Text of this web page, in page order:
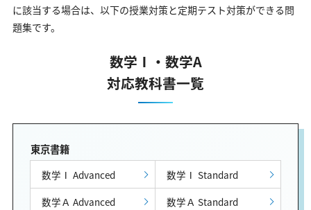
に該当する場合は、以下の授業対策と定期テスト対策ができる問
題集です。
数学Ⅰ・数学A
対応教科書一覧
東京書籍
数学Ⅰ Advanced
数学Ⅰ Standard
数学Ａ Advanced
数学Ａ Standard